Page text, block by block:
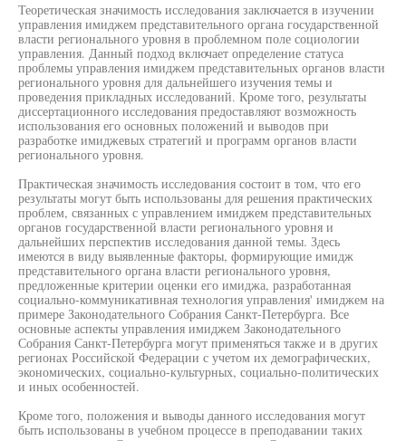
Теоретическая значимость исследования заключается в изучении
управления имиджем представительного органа государственной
власти регионального уровня в проблемном поле социологии
управления. Данный подход включает определение статуса
проблемы управления имиджем представительных органов власти
регионального уровня для дальнейшего изучения темы и
проведения прикладных исследований. Кроме того, результаты
диссертационного исследования предоставляют возможность
использования его основных положений и выводов при
разработке имиджевых стратегий и программ органов власти
регионального уровня.
Практическая значимость исследования состоит в том, что его
результаты могут быть использованы для решения практических
проблем, связанных с управлением имиджем представительных
органов государственной власти регионального уровня и
дальнейших перспектив исследования данной темы. Здесь
имеются в виду выявленные факторы, формирующие имидж
представительного органа власти регионального уровня,
предложенные критерии оценки его имиджа, разработанная
социально-коммуникативная технология управления' имиджем на
примере Законодательного Собрания Санкт-Петербурга. Все
основные аспекты управления имиджем Законодательного
Собрания Санкт-Петербурга могут применяться также и в других
регионах Российской Федерации с учетом их демографических,
экономических, социально-культурных, социально-политических
и иных особенностей.
Кроме того, положения и выводы данного исследования могут
быть использованы в учебном процессе в преподавании таких